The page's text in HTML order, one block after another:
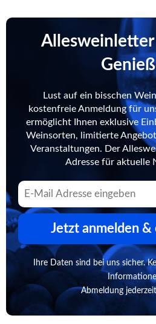
Lust auf ein bisschen
kostenfreie Anmeldung für
ermöglicht Ihnen exklusive
Weinsorten, limitierte
Veranstaltungen. Der
Adresse für aktuelle
Jetzt anmelden &
Ihre Daten sind bei uns sicher.
Abmeldung